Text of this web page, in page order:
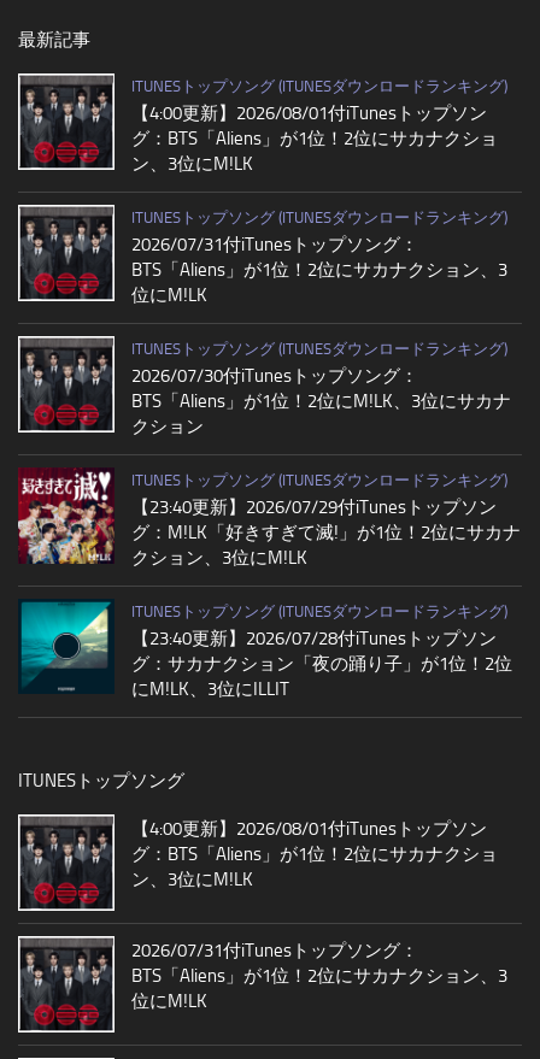
最新記事
ITUNESトップソング (ITUNESダウンロードランキング)
【4:00更新】2026/08/01付iTunesトップソン
グ：BTS「Aliens」が1位！2位にサカナクショ
ン、3位にM!LK
ITUNESトップソング (ITUNESダウンロードランキング)
2026/07/31付iTunesトップソング：
BTS「Aliens」が1位！2位にサカナクション、3
位にM!LK
ITUNESトップソング (ITUNESダウンロードランキング)
2026/07/30付iTunesトップソング：
BTS「Aliens」が1位！2位にM!LK、3位にサカナ
クション
ITUNESトップソング (ITUNESダウンロードランキング)
【23:40更新】2026/07/29付iTunesトップソン
グ：M!LK「好きすぎて滅!」が1位！2位にサカナ
クション、3位にM!LK
ITUNESトップソング (ITUNESダウンロードランキング)
【23:40更新】2026/07/28付iTunesトップソン
グ：サカナクション「夜の踊り子」が1位！2位
にM!LK、3位にILLIT
ITUNESトップソング
【4:00更新】2026/08/01付iTunesトップソン
グ：BTS「Aliens」が1位！2位にサカナクショ
ン、3位にM!LK
2026/07/31付iTunesトップソング：
BTS「Aliens」が1位！2位にサカナクション、3
位にM!LK